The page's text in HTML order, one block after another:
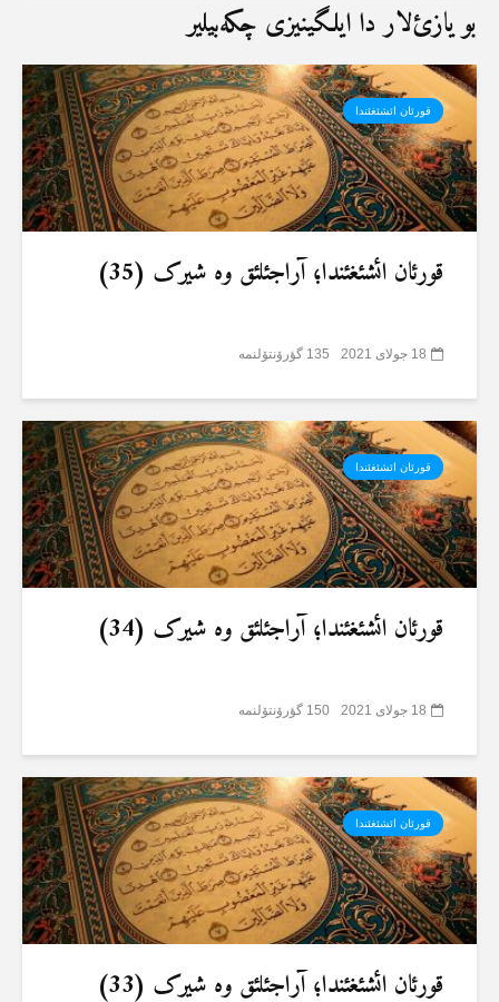
بو یازئ‌لار دا ایلگینیزی چکەبیلیر
قورئان ائشئغئندا
قورئان ائشئغئندا؛ آراجئلئق وە شیرک (35)
18 جولای 2021 135 گؤرۆنتۆلنمە
قورئان ائشئغئندا
قورئان ائشئغئندا؛ آراجئلئق وە شیرک (34)
18 جولای 2021 150 گؤرۆنتۆلنمە
قورئان ائشئغئندا
قورئان ائشئغئندا؛ آراجئلئق وە شیرک (33)